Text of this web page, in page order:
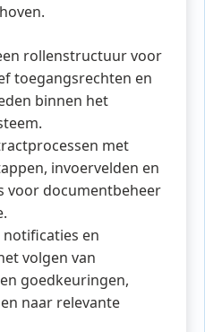
rollenstructuur voor
toegangsrechten en
binnen het
met
invoervelden en
voor documentbeheer
en
volgen van
goedkeuringen,
naar relevante